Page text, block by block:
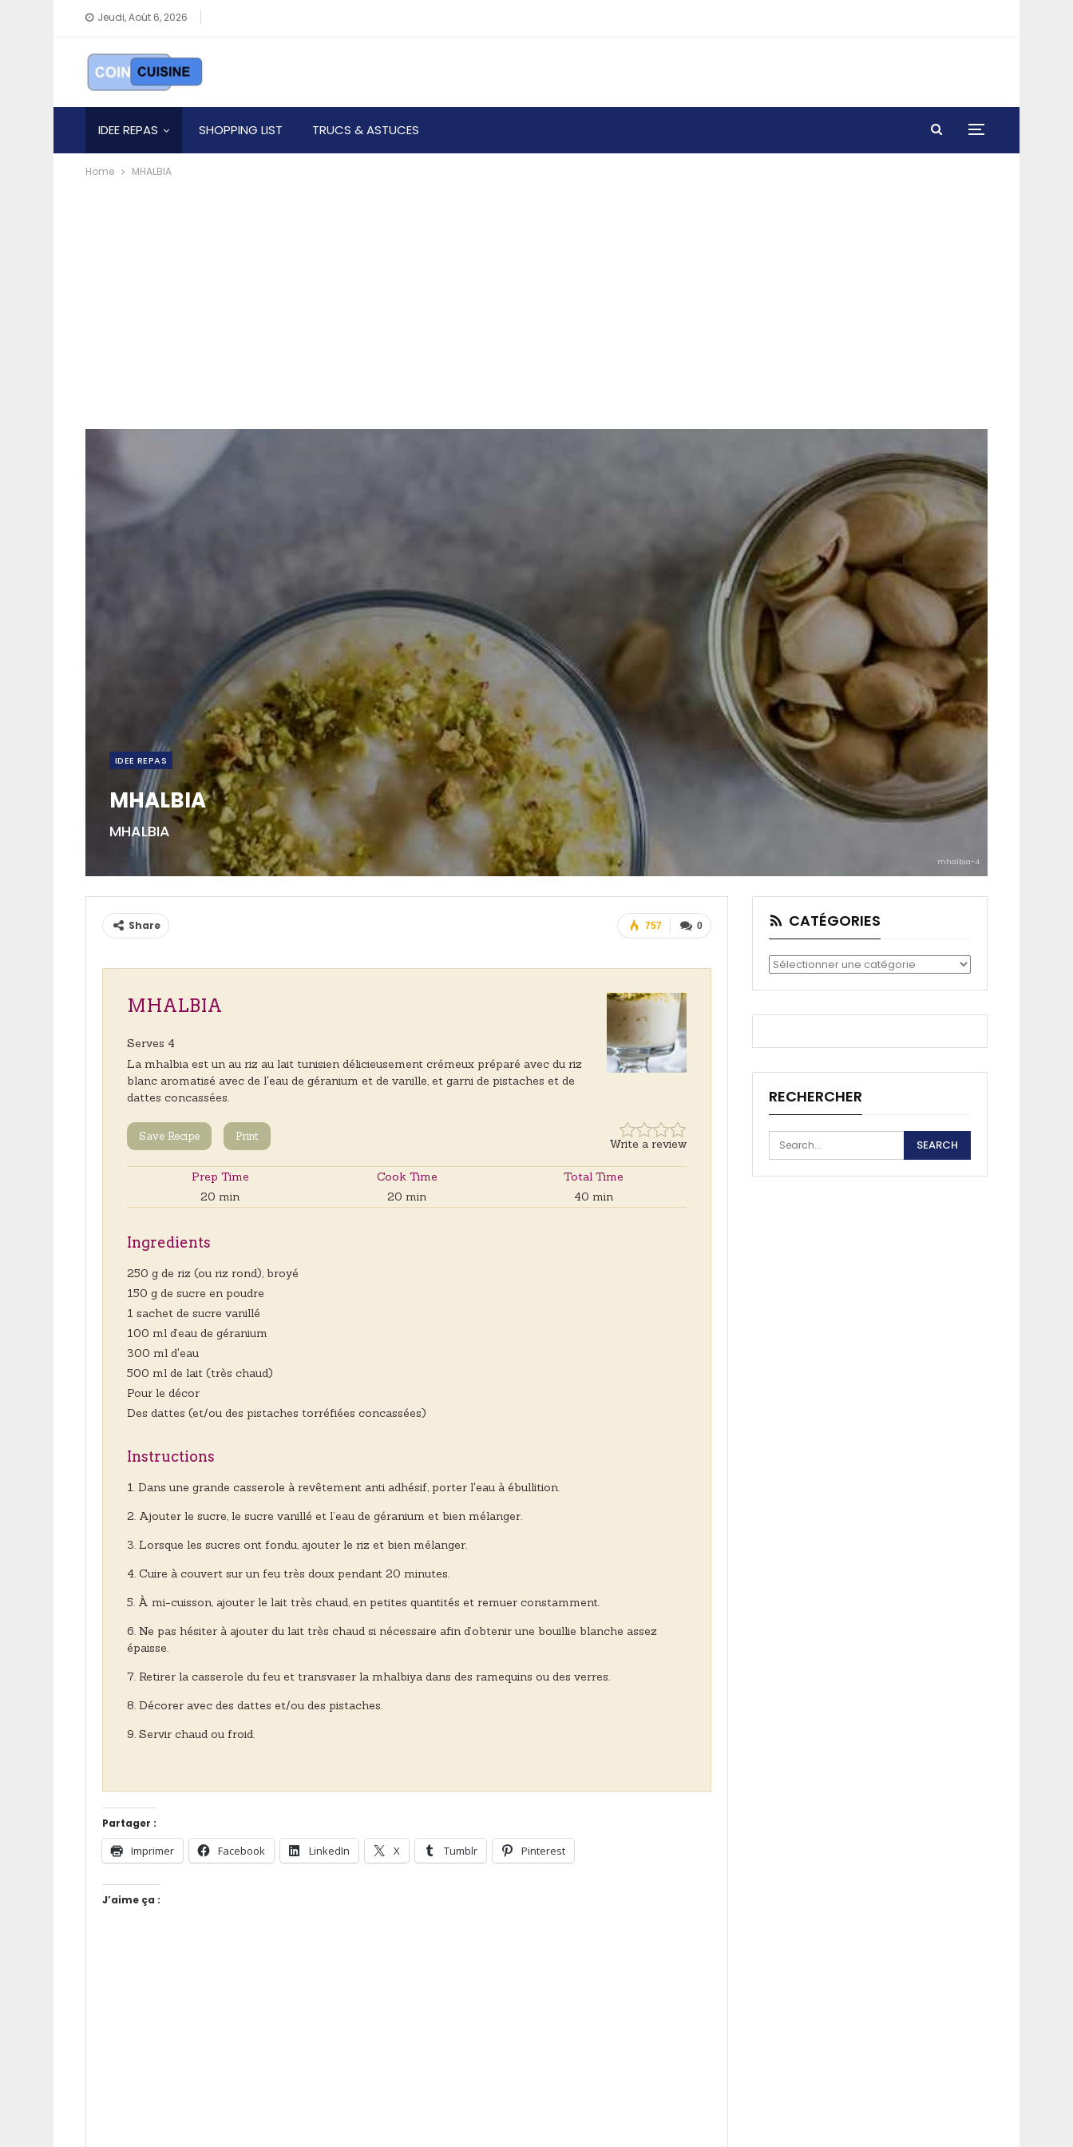
Jeudi, Août 6, 2026
IDEE REPAS SHOPPING LIST TRUCS & ASTUCES
Home MHALBIA
IDEE REPAS
MHALBIA
MHALBIA
mhalbia-4
0
757
Share
MHALBIA
Serves 4
La mhalbia est un au riz au lait tunisien délicieusement crémeux préparé avec du riz
blanc aromatisé avec de l'eau de géranium et de vanille, et garni de pistaches et de
dattes concassées.
Write a review
Save Recipe Print
Prep Time
20 min
Cook Time
20 min
Total Time
40 min
Ingredients
250 g de riz (ou riz rond), broyé
150 g de sucre en poudre
1 sachet de sucre vanillé
100 ml d’eau de géranium
300 ml d'eau
500 ml de lait (très chaud)
Pour le décor
Des dattes (et/ou des pistaches torréfiées concassées)
Instructions
Dans une grande casserole à revêtement anti adhésif, porter l'eau à ébullition.
Ajouter le sucre, le sucre vanillé et l’eau de géranium et bien mélanger.
Lorsque les sucres ont fondu, ajouter le riz et bien mélanger.
Cuire à couvert sur un feu très doux pendant 20 minutes.
À mi-cuisson, ajouter le lait très chaud, en petites quantités et remuer constamment.
Ne pas hésiter à ajouter du lait très chaud si nécessaire afin d’obtenir une bouillie blanche assez
épaisse.
Retirer la casserole du feu et transvaser la mhalbiya dans des ramequins ou des verres.
Décorer avec des dattes et/ou des pistaches.
Servir chaud ou froid.
Partager :
Imprimer Facebook LinkedIn X Tumblr Pinterest
J’aime ça :
CATÉGORIES
Catégories
RECHERCHER